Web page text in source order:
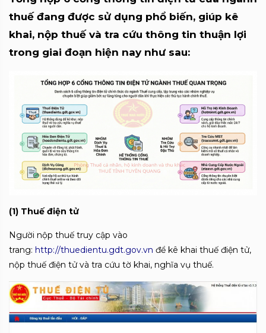
thuế đang được sử dụng phổ biến, giúp kê
khai, nộp thuế và tra cứu thông tin thuận lợi
trong giai đoạn hiện nay như sau:
(1) Thuế điện tử
Người nộp thuế truy cập vào
trang: http://thuedientu.gdt.gov.vn để kê khai thuế điện tử,
nộp thuế điện tử và tra cứu tờ khai, nghĩa vụ thuế.